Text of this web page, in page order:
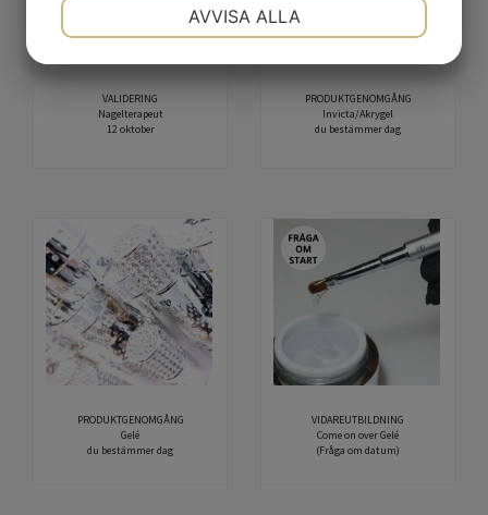
VALIDERING
Nagelterapeut
12 oktober
PRODUKTGENOMGÅNG
Invicta/Akrygel
du bestämmer dag
PRODUKTGENOMGÅNG
Gelé
du bestämmer dag
VIDAREUTBILDNING
Come on over Gelé
(Fråga om datum)
AVVISA ALLA